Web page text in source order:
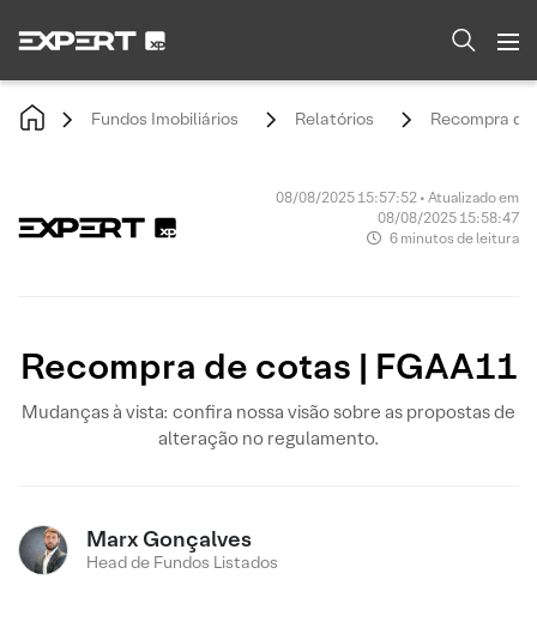
Fundos Imobiliários Relatórios Recompra
08/08/2025 15:57:52 • Atualizado em
08/08/2025 15:58:47
6 minutos de leitura
Recompra de cotas | FGAA11
Mudanças à vista: confira nossa visão sobre as propostas de
alteração no regulamento.
Marx Gonçalves
Head de Fundos Listados